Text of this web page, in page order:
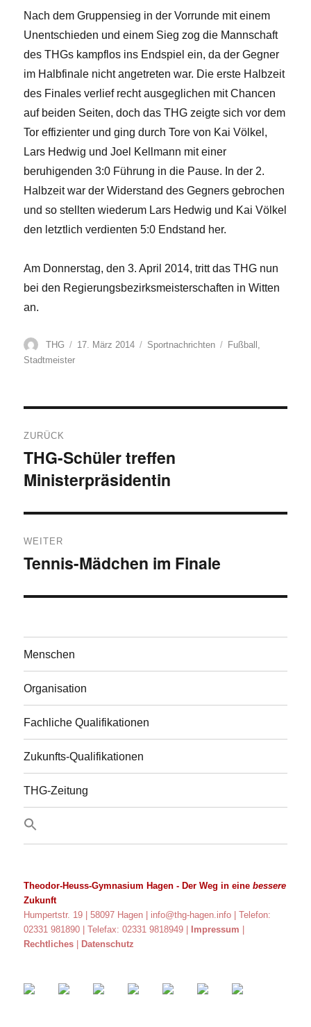
Nach dem Gruppensieg in der Vorrunde mit einem
Unentschieden und einem Sieg zog die Mannschaft
des THGs kampflos ins Endspiel ein, da der Gegner
im Halbfinale nicht angetreten war. Die erste Halbzeit
des Finales verlief recht ausgeglichen mit Chancen
auf beiden Seiten, doch das THG zeigte sich vor dem
Tor effizienter und ging durch Tore von Kai Völkel,
Lars Hedwig und Joel Kellmann mit einer
beruhigenden 3:0 Führung in die Pause. In der 2.
Halbzeit war der Widerstand des Gegners gebrochen
und so stellten wiederum Lars Hedwig und Kai Völkel
den letztlich verdienten 5:0 Endstand her.
Am Donnerstag, den 3. April 2014, tritt das THG nun
bei den Regierungsbezirksmeisterschaften in Witten
an.
Autor
THG
Veröffentlicht
17. März 2014 Kategorien
Sportnachrichten Schlagwörter
Fußball ,
Stadtmeister
ZURÜCK
Vorheriger
Beitrag:
THG-Schüler treffen
Ministerpräsidentin
WEITER
Nächster
Tennis-Mädchen im Finale
Menschen
Organisation
Fachliche Qualifikationen
Zukunfts-Qualifikationen
THG-Zeitung
Theodor-Heuss-Gymnasium Hagen - Der Weg in einebessere
Zukunft
Humpertstr. 19 | 58097 Hagen | info@thg-hagen.info
| Telefon:
02331 981890 | Telefax: 02331 9818949 |
Impressum
Rechtliches
Datenschutz